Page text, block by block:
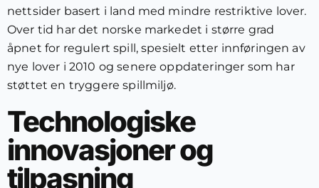
nettsider basert i land med mindre restriktive lover.
Over tid har det norske markedet i større grad
åpnet for regulert spill, spesielt etter innføringen av
nye lover i 2010 og senere oppdateringer som har
støttet en tryggere spillmiljø.
Technologiske
innovasjoner og
tilpasning